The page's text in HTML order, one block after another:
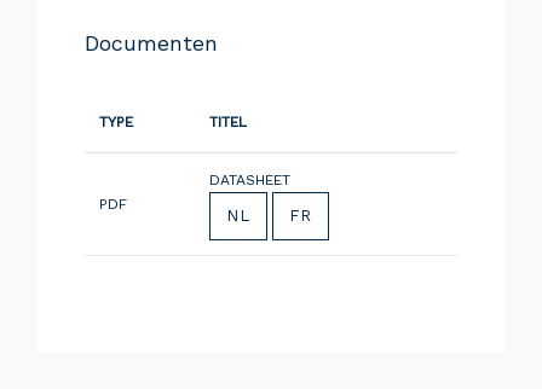
Documenten
TYPE TITEL
PDF
DATASHEET
NL FR